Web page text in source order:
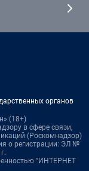
органов
(18+)
в сфере связи,
(Роскомнадзор)
о регистрации: ЭЛ №
"ИНТЕРНЕТ